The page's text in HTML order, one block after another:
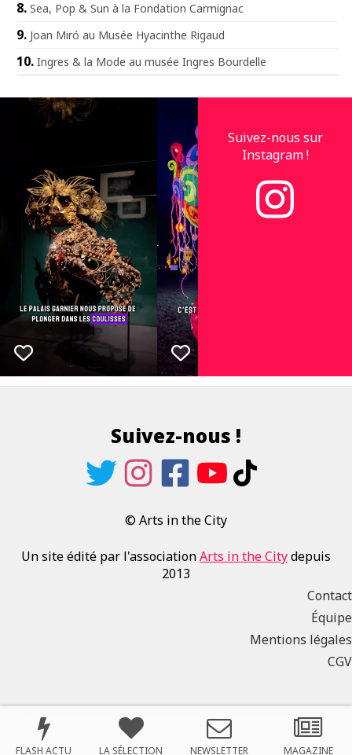
Sea, Pop & Sun à la Fondation Carmignac
Joan Miró au Musée Hyacinthe Rigaud
Ingres & la Mode au musée Ingres Bourdelle
Suivez-nous sur
Instagram !
Suivez-nous !
© Arts in the City
Un site édité par l'associationArts in the Citydepuis
2013
Contact
Équipe
Mentions légales
CGV
FLASH ACTU LA SÉLECTION NEWSLETTER MAGAZINE